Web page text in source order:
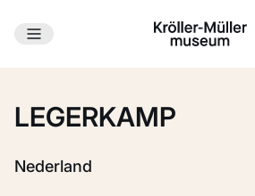
Ga naar hoofdinhoud
LEGERKAMP
Nederland